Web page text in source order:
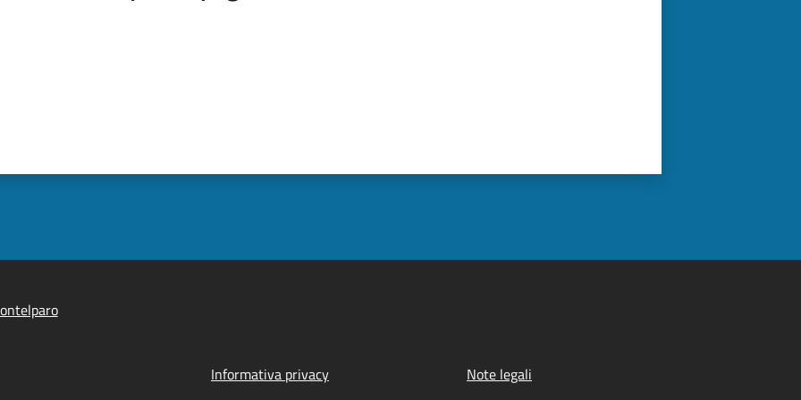
Informativa privacy
Note legali